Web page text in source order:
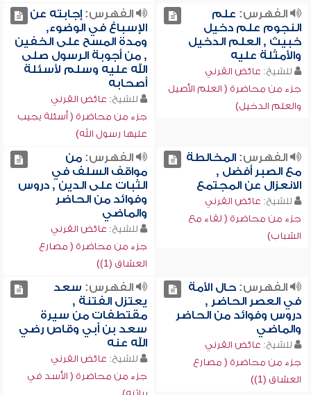
الفهرس: علم
النجوم علم دخيل
خبيث , العلم الدخيل
والأمثلة عليه
للشيخ: عائض القرني
جزء من محاضرة ( العلم الأصيل
والعلم الدخيل)
الفهرس:إجابته عن
الإسباغ في الوضوء,
ومدة المسح على الخفين
, من أجوبة الرسول صلى
الله عليه وسلم لأسئلة
أصحابه
للشيخ: عائض القرني
جزء من محاضرة ( أسئلة يجيب
عليها رسول الله)
الفهرس:المخالطة
مع الصبر أفضل ,
الانعزال عن المجتمع
للشيخ: عائض القرني
جزء من محاضرة ( لقاء مع
الشباب)
الفهرس:من
مواقف السلف في
الثبات على الدين , دروس
وفوائد من الحاضر
والماضي
للشيخ: عائض القرني
جزء من محاضرة ( مصارع
العشاق (1))
الفهرس:حال الأمة
في العصر الحاضر ,
دروس وفوائد من الحاضر
والماضي
للشيخ: عائض القرني
جزء من محاضرة ( مصارع
العشاق (1))
الفهرس: سعد
يعتزل الفتنة ,
مقتطفات من سيرة
سعد بن أبي وقاص رضي
الله عنه
للشيخ: عائض القرني
جزء من محاضرة ( الأسد في